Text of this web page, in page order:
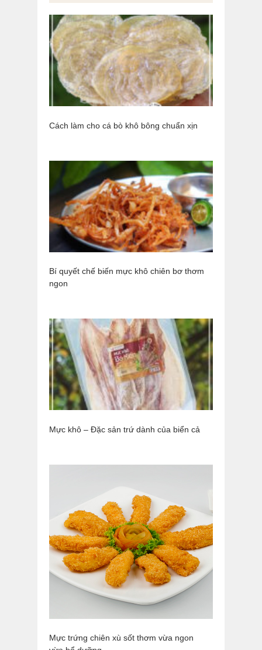
Cách làm cho cá bò khô bông chuẩn xịn
Bí quyết chế biến mực khô chiên bơ thơm
ngon
Mực khô – Đặc sản trứ dành của biển cả
Mực trứng chiên xù sốt thơm vừa ngon